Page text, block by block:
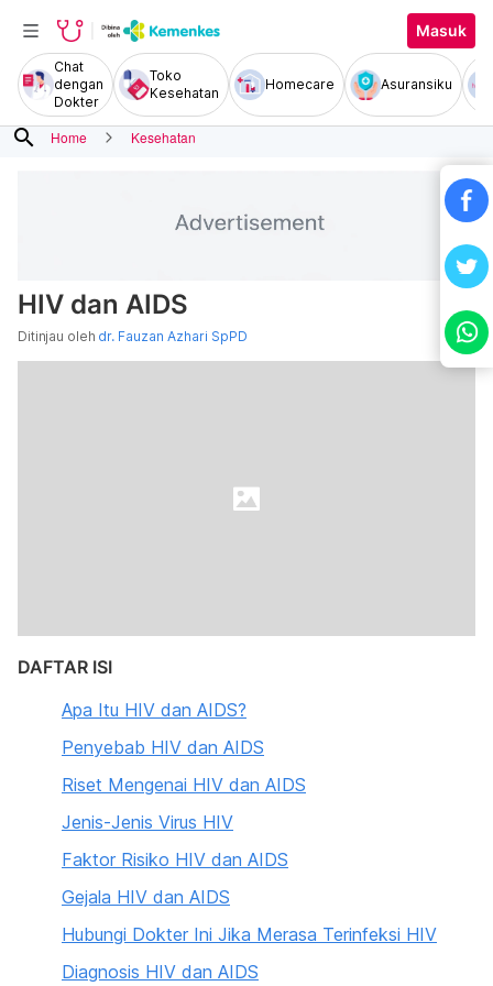
Masuk
Chat
dengan
Dokter
Toko
Kesehatan
Homecare Asuransiku
search Home Kesehatan
HIV dan AIDS
Ditinjau oleh dr. Fauzan Azhari SpPD
DAFTAR ISI
Apa Itu HIV dan AIDS?
Penyebab HIV dan AIDS
Riset Mengenai HIV dan AIDS
Jenis-Jenis Virus HIV
Faktor Risiko HIV dan AIDS
Gejala HIV dan AIDS
Hubungi Dokter Ini Jika Merasa Terinfeksi HIV
Diagnosis HIV dan AIDS